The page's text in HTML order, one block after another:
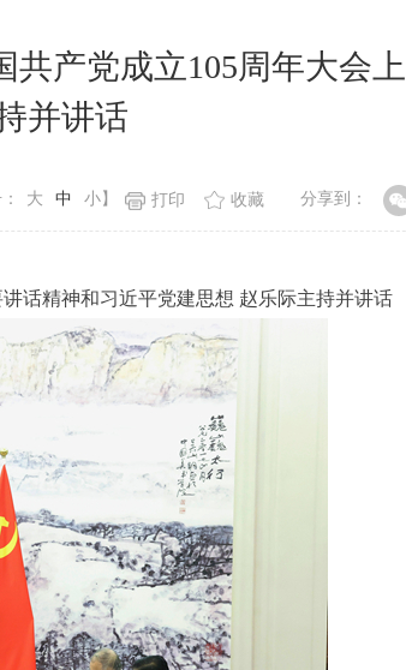
产党成立105周年大会
并讲话
分享到：
大 中 小 】 收藏
打印
话精神和习近平党建思想 赵乐际主持并讲话